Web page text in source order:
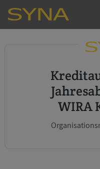
Kreditauskünfte und
WIRA